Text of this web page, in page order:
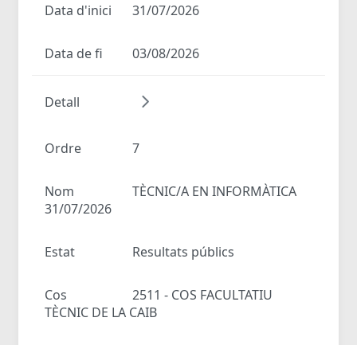
Data d'inici 31/07/2026
Data de fi 03/08/2026
Detall
Ordre 7
Nom
TÈCNIC/A EN INFORMÀTICA
31/07/2026
Estat Resultats públics
Cos
2511 - COS FACULTATIU
TÈCNIC DE LA CAIB